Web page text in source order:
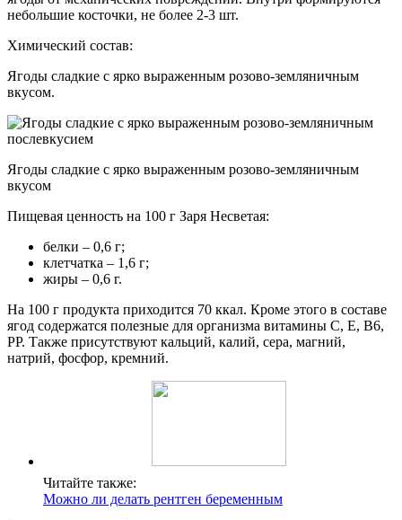
небольшие косточки, не более 2-3 шт.
Химический состав:
Ягоды сладкие с ярко выраженным розово-земляничным
вкусом.
Ягоды сладкие с ярко выраженным розово-земляничным
вкусом
Пищевая ценность на 100 г Заря Несветая:
белки – 0,6 г;
клетчатка – 1,6 г;
жиры – 0,6 г.
На 100 г продукта приходится 70 ккал. Кроме этого в составе
ягод содержатся полезные для организма витамины С, Е, В6,
РР. Также присутствуют кальций, калий, сера, магний,
натрий, фосфор, кремний.
Читайте также:
Можно ли делать рентген беременным